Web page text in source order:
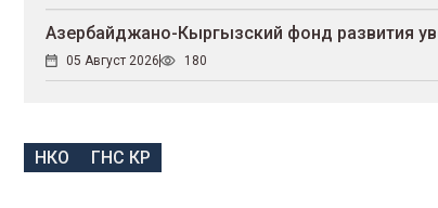
Азербайджано-Кыргызский фонд развития
05 Август 2026 180
НКО ГНС КР